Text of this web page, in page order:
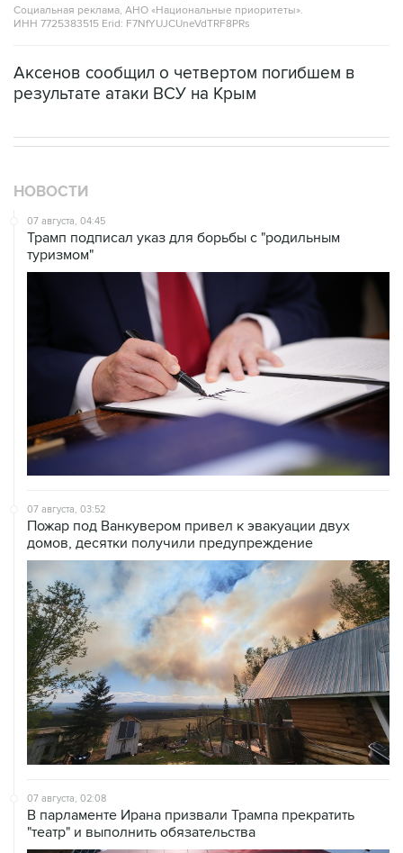
Социальная реклама, АНО «Национальные приоритеты».
ИНН 7725383515 Erid: F7NfYUJCUneVdTRF8PRs
Аксенов сообщил о четвертом погибшем в
результате атаки ВСУ на Крым
НОВОСТИ
07 августа, 04:45
Трамп подписал указ для борьбы с "родильным
туризмом"
07 августа, 03:52
Пожар под Ванкувером привел к эвакуации двух
домов, десятки получили предупреждение
07 августа, 02:08
В парламенте Ирана призвали Трампа прекратить
"театр" и выполнить обязательства